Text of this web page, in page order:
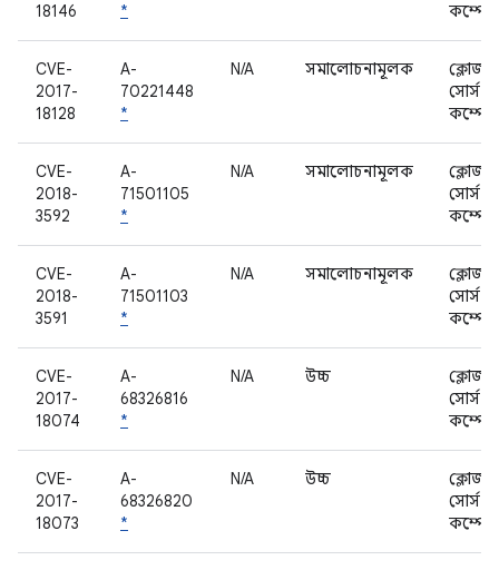
18146
*
CVE-
2017-
18128
A-
70221448
*
N/A সমালোচনামূলক
ক্লোজড
সোর্স
CVE-
2018-
3592
A-
71501105
*
N/A সমালোচনামূলক
ক্লোজড
সোর্স
CVE-
2018-
3591
A-
71501103
*
N/A সমালোচনামূলক
ক্লোজড
সোর্স
CVE-
2017-
18074
A-
68326816
*
N/A উচ্চ
ক্লোজড
সোর্স
CVE-
2017-
18073
A-
68326820
*
N/A উচ্চ
ক্লোজড
সোর্স